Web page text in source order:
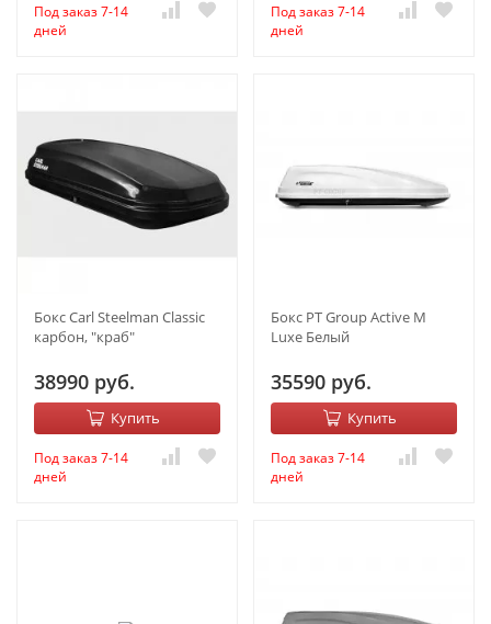
Под заказ 7-14
дней
Под заказ 7-14
дней
Бокс Carl Steelman Classic
карбон, "краб"
38990 руб.
Купить
Под заказ 7-14
дней
Бокс PT Group Active M
Luxe Белый
35590 руб.
Купить
Под заказ 7-14
дней